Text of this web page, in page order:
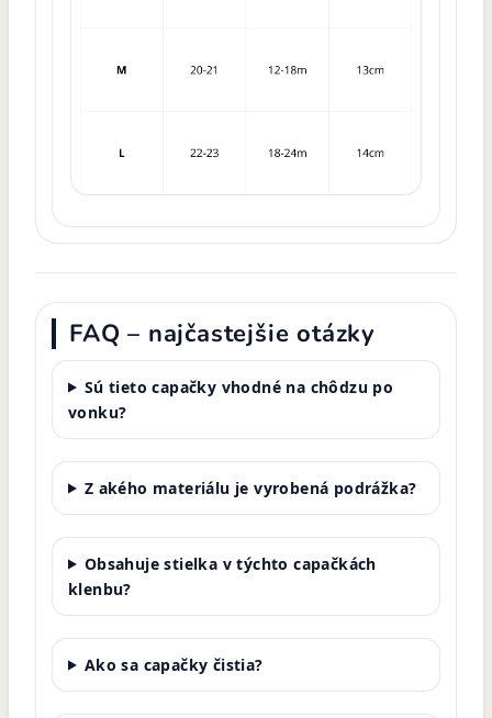
FAQ – najčastejšie otázky
Sú tieto capačky vhodné na chôdzu po
vonku?
Z akého materiálu je vyrobená podrážka?
Obsahuje stielka v týchto capačkách
klenbu?
Ako sa capačky čistia?